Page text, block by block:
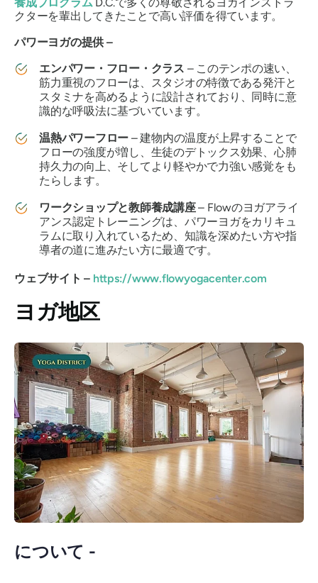
クターを輩出してきたことで高い評価を得ています。
パワーヨガの提供 –
エンパワー・フロー・クラス – このテンポの速い、
筋力重視のフローは、スタジオの特徴である発汗と
スタミナを高めるように設計されており、同時に意
識的な呼吸法に基づいています。
温熱パワーフロー – 建物内の温度が上昇することで
フローの強度が増し、生徒のデトックス効果、心肺
持久力の向上、そしてより軽やかで力強い感覚をも
たらします。
ワークショップと教師養成講座– Flowのヨガアライ
アンス認定トレーニングは、パワーヨガをカリキュ
ラムに取り入れているため、知識を深めたい方や指
導者の道に進みたい方に最適です。
ウェブサイト – https://www.flowyogacenter.com
ヨガ地区
について -